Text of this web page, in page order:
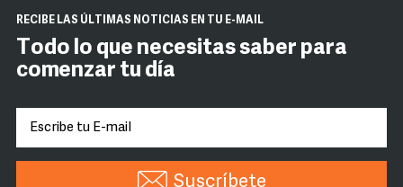
RECIBE LAS ÚLTIMAS NOTICIAS EN TU E-MAIL
Todo lo que necesitas saber para
comenzar tu día
Suscríbete